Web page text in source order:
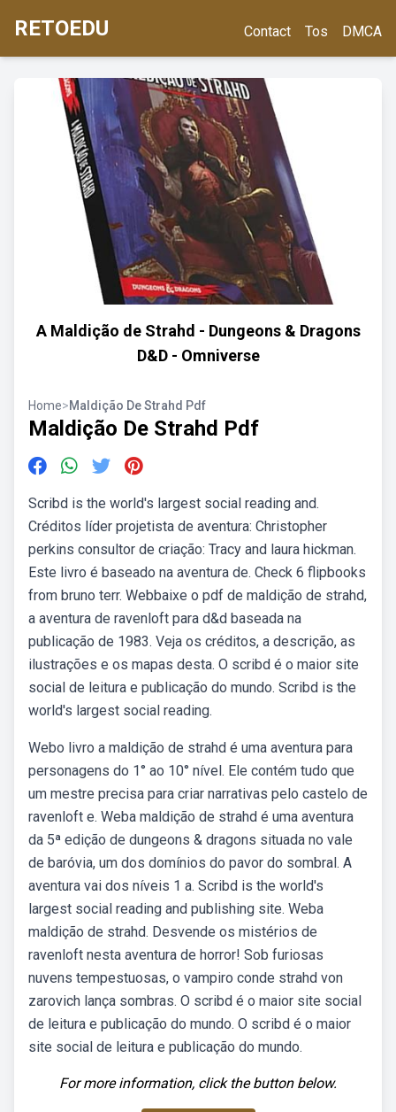
RETOEDU Contact Tos DMCA
A Maldição de Strahd - Dungeons & Dragons
D&D - Omniverse
Home>Maldição De Strahd Pdf
Maldição De Strahd Pdf
Scribd is the world's largest social reading and.
Créditos líder projetista de aventura: Christopher
perkins consultor de criação: Tracy and laura hickman.
Este livro é baseado na aventura de. Check 6 flipbooks
from bruno terr. Webbaixe o pdf de maldição de strahd,
a aventura de ravenloft para d&d baseada na
publicação de 1983. Veja os créditos, a descrição, as
ilustrações e os mapas desta. O scribd é o maior site
social de leitura e publicação do mundo. Scribd is the
world's largest social reading.
Webo livro a maldição de strahd é uma aventura para
personagens do 1° ao 10° nível. Ele contém tudo que
um mestre precisa para criar narrativas pelo castelo de
ravenloft e. Weba maldição de strahd é uma aventura
da 5ª edição de dungeons & dragons situada no vale
de baróvia, um dos domínios do pavor do sombral. A
aventura vai dos níveis 1 a. Scribd is the world's
largest social reading and publishing site. Weba
maldição de strahd. Desvende os mistérios de
ravenloft nesta aventura de horror! Sob furiosas
nuvens tempestuosas, o vampiro conde strahd von
zarovich lança sombras. O scribd é o maior site social
de leitura e publicação do mundo. O scribd é o maior
site social de leitura e publicação do mundo.
For more information, click the button below.